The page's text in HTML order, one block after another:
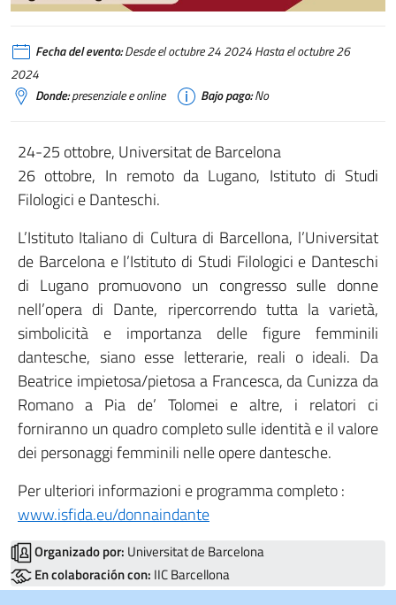
Fecha del evento:Desde el octubre 24 2024 Hasta el octubre 26
2024
Donde:presenziale e online Bajo pago:No
24-25 ottobre, Universitat de Barcelona
26 ottobre, In remoto da Lugano, Istituto di Studi
Filologici e Danteschi.
L’Istituto Italiano di Cultura di Barcellona, l’Universitat
de Barcelona e l’Istituto di Studi Filologici e Danteschi
di Lugano promuovono un congresso sulle donne
nell’opera di Dante, ripercorrendo tutta la varietà,
simbolicità e importanza delle figure femminili
dantesche, siano esse letterarie, reali o ideali. Da
Beatrice impietosa/pietosa a Francesca, da Cunizza da
Romano a Pia de’ Tolomei e altre, i relatori ci
forniranno un quadro completo sulle identità e il valore
dei personaggi femminili nelle opere dantesche.
Per ulteriori informazioni e programma completo :
www.isfida.eu/donnaindante
Organizado por: Universitat de Barcelona
En colaboración con: IIC Barcellona